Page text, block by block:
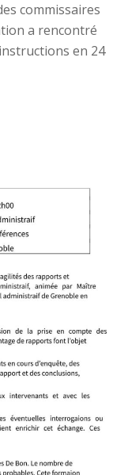
commissaires
a rencontré
en 24